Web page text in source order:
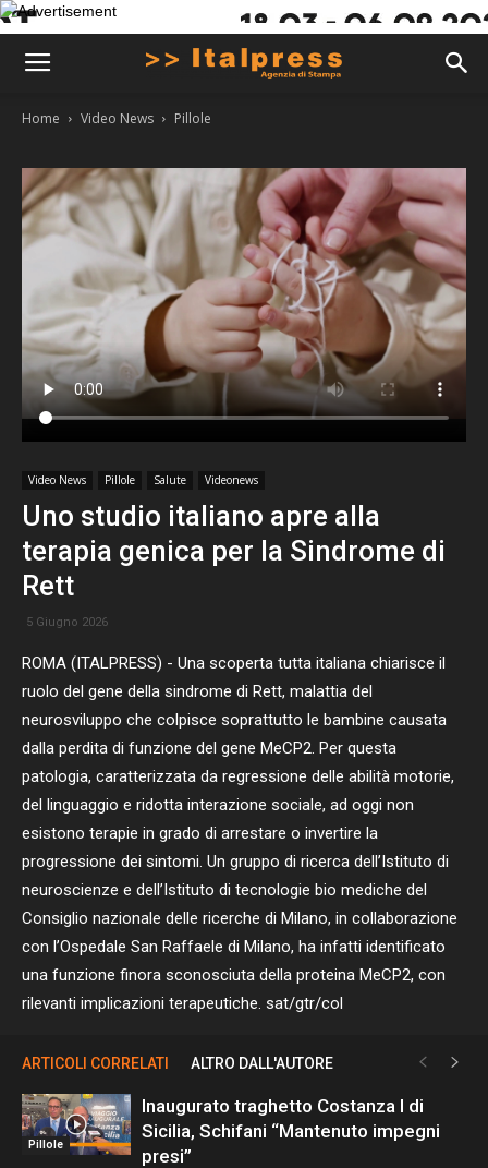
Home Video News Pillole
Video News Pillole Salute Videonews
Uno studio italiano apre alla
terapia genica per la Sindrome di
Rett
5 Giugno 2026
ROMA (ITALPRESS) - Una scoperta tutta italiana chiarisce il
ruolo del gene della sindrome di Rett, malattia del
neurosviluppo che colpisce soprattutto le bambine causata
dalla perdita di funzione del gene MeCP2. Per questa
patologia, caratterizzata da regressione delle abilità motorie,
del linguaggio e ridotta interazione sociale, ad oggi non
esistono terapie in grado di arrestare o invertire la
progressione dei sintomi. Un gruppo di ricerca dell’Istituto di
neuroscienze e dell’Istituto di tecnologie bio mediche del
Consiglio nazionale delle ricerche di Milano, in collaborazione
con l’Ospedale San Raffaele di Milano, ha infatti identificato
una funzione finora sconosciuta della proteina MeCP2, con
rilevanti implicazioni terapeutiche. sat/gtr/col
ARTICOLI CORRELATI ALTRO DALL'AUTORE
Pillole
Inaugurato traghetto Costanza I di
Sicilia, Schifani “Mantenuto impegni
presi”